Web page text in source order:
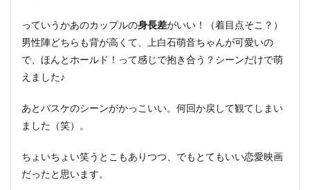
っていうかあのカップルの身長差がいい！（着目点そこ？）
男性陣どちらも背が高くて、上白石萌音ちゃんが可愛いの
で、ほんとホールド！って感じで抱き合う？シーンだけで萌
えました♪
あとバスケのシーンがかっこいい。何回か戻して観てしまい
ました（笑）。
ちょいちょい笑うとこもありつつ、でもとてもいい恋愛映画
だったと思います。